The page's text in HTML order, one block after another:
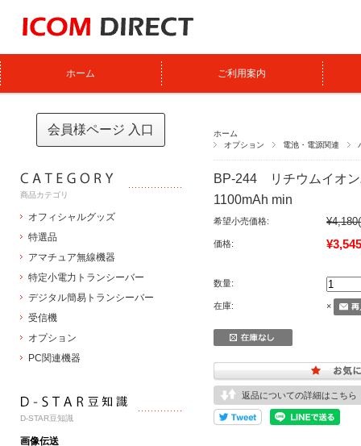
ホーム ご利用案内
ホーム
オプション
電池・電源関連
BP-244 リチウムイオ
1100mAh min
希望小売価格: ¥4,180
価格: ¥3,545
数量:
在庫: ×
返品についての詳細はこちら
会員様ページ 入口
商品カテゴリ
オフィシャルグッズ
特選品
アマチュア無線機器
特定小電力トランシーバー
デジタル簡易トランシーバー
受信機
オプション
PC関連機器
D-STAR豆知識
画像伝送